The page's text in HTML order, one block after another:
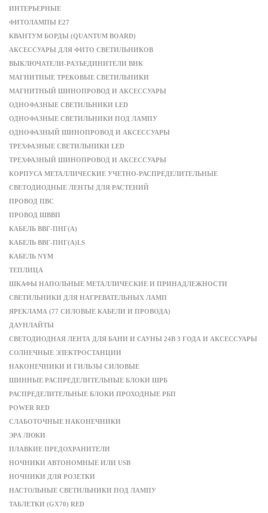
ИНТЕРЬЕРНЫЕ
ФИТОЛАМПЫ Е27
КВАНТУМ БОРДЫ (QUANTUM BOARD)
АКСЕССУАРЫ ДЛЯ ФИТО СВЕТИЛЬНИКОВ
ВЫКЛЮЧАТЕЛИ-РАЗЪЕДИНИТЕЛИ ВНК
МАГНИТНЫЕ ТРЕКОВЫЕ СВЕТИЛЬНИКИ
МАГНИТНЫЙ ШИНОПРОВОД И АКСЕССУАРЫ
ОДНОФАЗНЫЕ СВЕТИЛЬНИКИ LED
ОДНОФАЗНЫЕ СВЕТИЛЬНИКИ ПОД ЛАМПУ
ОДНОФАЗНЫЙ ШИНОПРОВОД И АКСЕССУАРЫ
ТРЕХФАЗНЫЕ СВЕТИЛЬНИКИ LED
ТРЕХФАЗНЫЙ ШИНОПРОВОД И АКСЕССУАРЫ
КОРПУСА МЕТАЛЛИЧЕСКИЕ УЧЕТНО-РАСПРЕДЕЛИТЕЛЬНЫЕ
СВЕТОДИОДНЫЕ ЛЕНТЫ ДЛЯ РАСТЕНИЙ
ПРОВОД ПВС
ПРОВОД ШВВП
КАБЕЛЬ ВВГ-ПНГ(А)
КАБЕЛЬ ВВГ-ПНГ(А)LS
КАБЕЛЬ NYM
ТЕПЛИЦА
ШКАФЫ НАПОЛЬНЫЕ МЕТАЛЛИЧЕСКИЕ И ПРИНАДЛЕЖНОСТИ
СВЕТИЛЬНИКИ ДЛЯ НАГРЕВАТЕЛЬНЫХ ЛАМП
ЯРЕКЛАМА (77 СИЛОВЫЕ КАБЕЛИ И ПРОВОДА)
ДАУНЛАЙТЫ
СВЕТОДИОДНАЯ ЛЕНТА ДЛЯ БАНИ И САУНЫ 24В 3 ГОДА И АКСЕССУАРЫ
СОЛНЕЧНЫЕ ЭЛЕКТРОСТАНЦИИ
НАКОНЕЧНИКИ И ГИЛЬЗЫ СИЛОВЫЕ
ШИННЫЕ РАСПРЕДЕЛИТЕЛЬНЫЕ БЛОКИ ШРБ
РАСПРЕДЕЛИТЕЛЬНЫЕ БЛОКИ ПРОХОДНЫЕ РБП
POWER RED
СЛАБОТОЧНЫЕ НАКОНЕЧНИКИ
ЭРА ЛЮКИ
ПЛАВКИЕ ПРЕДОХРАНИТЕЛИ
НОЧНИКИ АВТОНОМНЫЕ ИЛИ USB
НОЧНИКИ ДЛЯ РОЗЕТКИ
НАСТОЛЬНЫЕ СВЕТИЛЬНИКИ ПОД ЛАМПУ
ТАБЛЕТКИ (GX70) RED